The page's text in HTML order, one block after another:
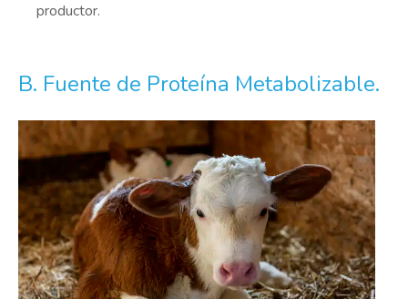
productor.
B. Fuente de Proteína Metabolizable.